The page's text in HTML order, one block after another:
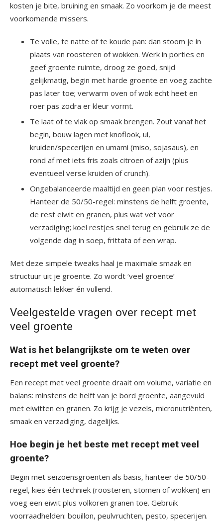
kosten je bite, bruining en smaak. Zo voorkom je de meest
voorkomende missers.
Te volle, te natte of te koude pan: dan stoom je in
plaats van roosteren of wokken. Werk in porties en
geef groente ruimte, droog ze goed, snijd
gelijkmatig, begin met harde groente en voeg zachte
pas later toe; verwarm oven of wok echt heet en
roer pas zodra er kleur vormt.
Te laat of te vlak op smaak brengen. Zout vanaf het
begin, bouw lagen met knoflook, ui,
kruiden/specerijen en umami (miso, sojasaus), en
rond af met iets fris zoals citroen of azijn (plus
eventueel verse kruiden of crunch).
Ongebalanceerde maaltijd en geen plan voor restjes.
Hanteer de 50/50-regel: minstens de helft groente,
de rest eiwit en granen, plus wat vet voor
verzadiging; koel restjes snel terug en gebruik ze de
volgende dag in soep, frittata of een wrap.
Met deze simpele tweaks haal je maximale smaak en
structuur uit je groente. Zo wordt ‘veel groente’
automatisch lekker én vullend.
Veelgestelde vragen over recept met
veel groente
Wat is het belangrijkste om te weten over
recept met veel groente?
Een recept met veel groente draait om volume, variatie en
balans: minstens de helft van je bord groente, aangevuld
met eiwitten en granen. Zo krijg je vezels, micronutriënten,
smaak en verzadiging, dagelijks.
Hoe begin je het beste met recept met veel
groente?
Begin met seizoensgroenten als basis, hanteer de 50/50-
regel, kies één techniek (roosteren, stomen of wokken) en
voeg een eiwit plus volkoren granen toe. Gebruik
voorraadhelden: bouillon, peulvruchten, pesto, specerijen.